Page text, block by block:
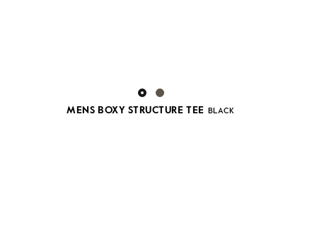
MENS BOXY STRUCTURE TEE BLACK